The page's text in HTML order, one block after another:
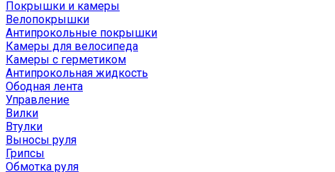
Покрышки и камеры
Велопокрышки
Антипрокольные покрышки
Камеры для велосипеда
Камеры с герметиком
Антипрокольная жидкость
Ободная лента
Управление
Вилки
Втулки
Выносы руля
Грипсы
Обмотка руля